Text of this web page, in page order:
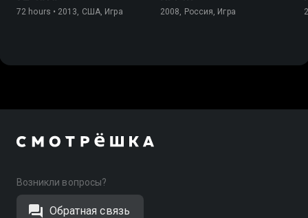
72 hours • 2013, США, Игра 2008, Россия, Игра
Возникли вопросы?
Обратная связь